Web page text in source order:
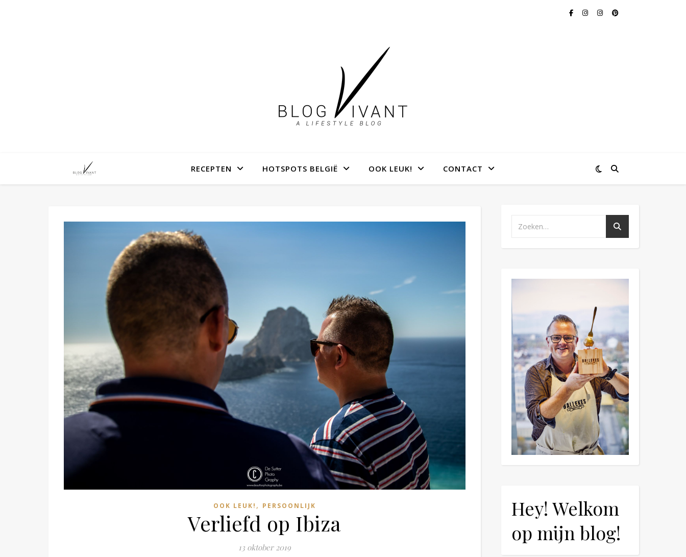
RECEPTEN HOTSPOTS BELGIË OOK LEUK! CONTACT
OOK LEUK! , PERSOONLIJK
Verliefd op Ibiza
13 oktober 2019
Hey! Welkom
op mijn blog!